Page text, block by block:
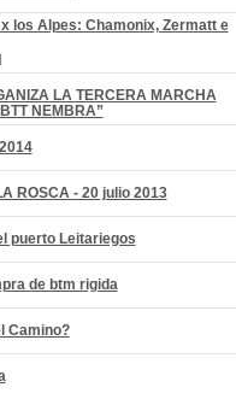
los Alpes: Chamonix, Zermatt e
]
LA TERCERA MARCHA
NEMBRA”
ROSCA - 20 julio 2013
puerto Leitariegos
de btm rigida
Camino?